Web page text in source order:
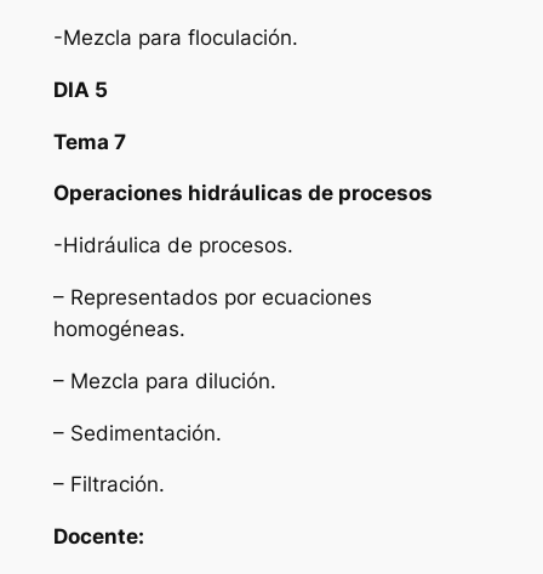
-Mezcla para floculación.
DIA 5
Tema 7
Operaciones hidráulicas de procesos
-Hidráulica de procesos.
– Representados por ecuaciones
homogéneas.
– Mezcla para dilución.
– Sedimentación.
– Filtración.
Docente: